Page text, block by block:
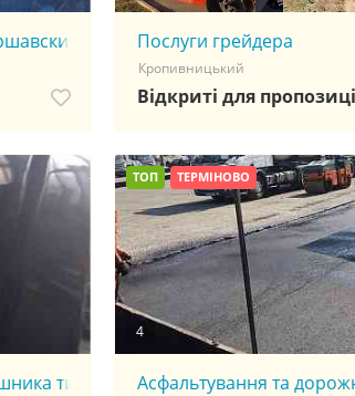
микрорайон, личный прием в
Послуги грейдера
Кропивницький
Відкриті для
типу RS-600DM
ТОП ТЕРМІНОВО
4
Асфальтування та